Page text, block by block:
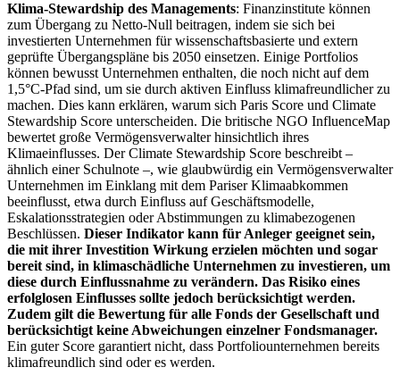
Klima-Stewardship des Managements: Finanzinstitute können
zum Übergang zu Netto-Null beitragen, indem sie sich bei
investierten Unternehmen für wissenschaftsbasierte und extern
geprüfte Übergangspläne bis 2050 einsetzen. Einige Portfolios
können bewusst Unternehmen enthalten, die noch nicht auf dem
1,5°C-Pfad sind, um sie durch aktiven Einfluss klimafreundlicher zu
machen. Dies kann erklären, warum sich Paris Score und Climate
Stewardship Score unterscheiden. Die britische NGO InfluenceMap
bewertet große Vermögensverwalter hinsichtlich ihres
Klimaeinflusses. Der Climate Stewardship Score beschreibt –
ähnlich einer Schulnote –, wie glaubwürdig ein Vermögensverwalter
Unternehmen im Einklang mit dem Pariser Klimaabkommen
beeinflusst, etwa durch Einfluss auf Geschäftsmodelle,
Eskalationsstrategien oder Abstimmungen zu klimabezogenen
Beschlüssen. Dieser Indikator kann für Anleger geeignet sein,
die mit ihrer Investition Wirkung erzielen möchten und sogar
bereit sind, in klimaschädliche Unternehmen zu investieren, um
diese durch Einflussnahme zu verändern. Das Risiko eines
erfolglosen Einflusses sollte jedoch berücksichtigt werden.
Zudem gilt die Bewertung für alle Fonds der Gesellschaft und
berücksichtigt keine Abweichungen einzelner Fondsmanager.
Ein guter Score garantiert nicht, dass Portfoliounternehmen bereits
klimafreundlich sind oder es werden.